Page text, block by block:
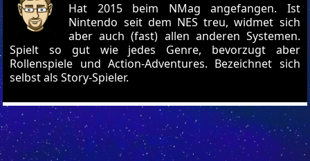
Hat 2015 beim NMag angefangen. Ist
Nintendo seit dem NES treu, widmet sich
aber auch (fast) allen anderen Systemen.
Spielt so gut wie jedes Genre, bevorzugt aber
Rollenspiele und Action-Adventures. Bezeichnet sich
selbst als Story-Spieler.